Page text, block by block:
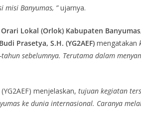
misi Banyumas, ”ujarnya.
Lokal (Orlok) Kabupaten
Prasetya, S.H. (YG2AEF) mengatakan
sebelumnya. Terutama dalam
menjelaskan, tujuan kegiatan
ke dunia internasional. Caranya